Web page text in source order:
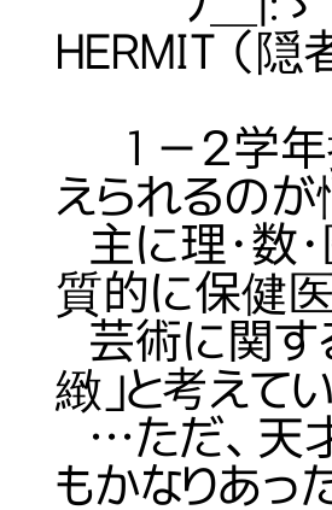
HERMIT （隠
１－２学年
えられるのが
主に理・数
質的に保健医
芸術に関す
緻」と考えてい
…ただ、天
もかなりあっ